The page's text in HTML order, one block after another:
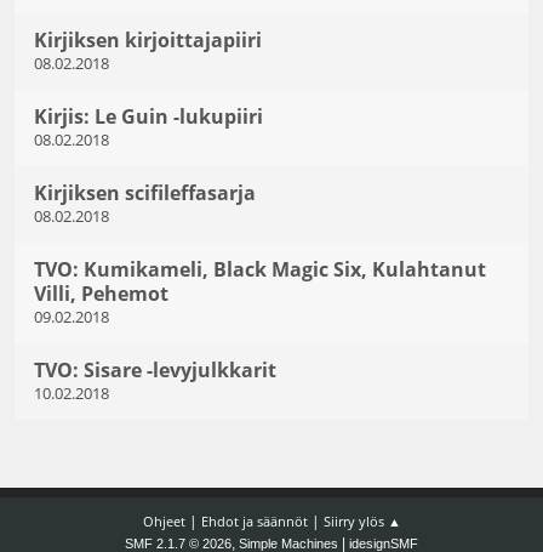
Kirjiksen kirjoittajapiiri
08.02.2018
Kirjis: Le Guin -lukupiiri
08.02.2018
Kirjiksen scifileffasarja
08.02.2018
TVO: Kumikameli, Black Magic Six, Kulahtanut
Villi, Pehemot
09.02.2018
TVO: Sisare -levyjulkkarit
10.02.2018
Ohjeet| Ehdot ja säännöt| Siirry ylös ▲
SMF 2.1.7 © 2026, Simple Machines idesignSMF